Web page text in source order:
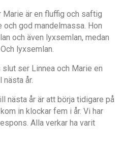
är en fluffig och saftig
god mandelmassa. Hon
och även lyxsemlan, medan
lyxsemlan.
ser Linnea och Marie en
år.
nästa år är att börja tidigare på
in klockar fem i år. Vi har
Alla verkar ha varit